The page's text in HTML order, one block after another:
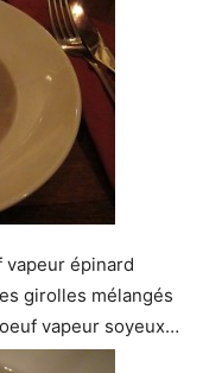
épinard
girolles mélangés
vapeur soyeux…